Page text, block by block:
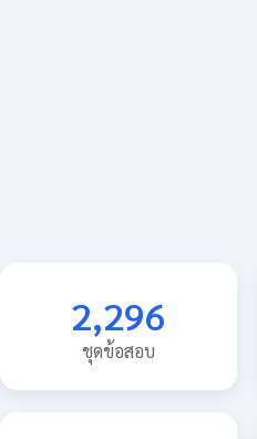
2,296
ชุดข้อสอบ